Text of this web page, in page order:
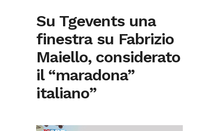
Su Tgevents una
finestra su Fabrizio
Maiello, considerato
il “maradona”
italiano”